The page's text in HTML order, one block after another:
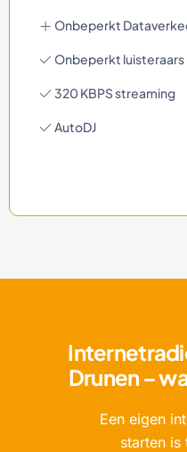
Onbeperkt
Onbeperkt luisteraars
320 KBPS streaming
AutoDJ
Drunen –
Een eigen
starten is